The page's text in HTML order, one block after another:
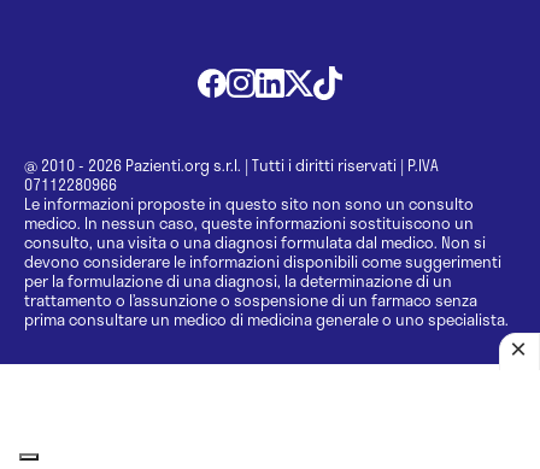
@ 2010 - 2026 Pazienti.org s.r.l. | Tutti i diritti riservati | P.IVA
07112280966
Le informazioni proposte in questo sito non sono un consulto
medico. In nessun caso, queste informazioni sostituiscono un
consulto, una visita o una diagnosi formulata dal medico. Non si
devono considerare le informazioni disponibili come suggerimenti
per la formulazione di una diagnosi, la determinazione di un
trattamento o l’assunzione o sospensione di un farmaco senza
prima consultare un medico di medicina generale o uno specialista.